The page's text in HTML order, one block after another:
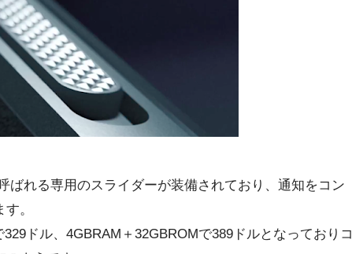
れる専用のスライダーが装備されており、通知をコン
。
ドル、4GBRAM＋32GBROMで389ドルとなっておりコ